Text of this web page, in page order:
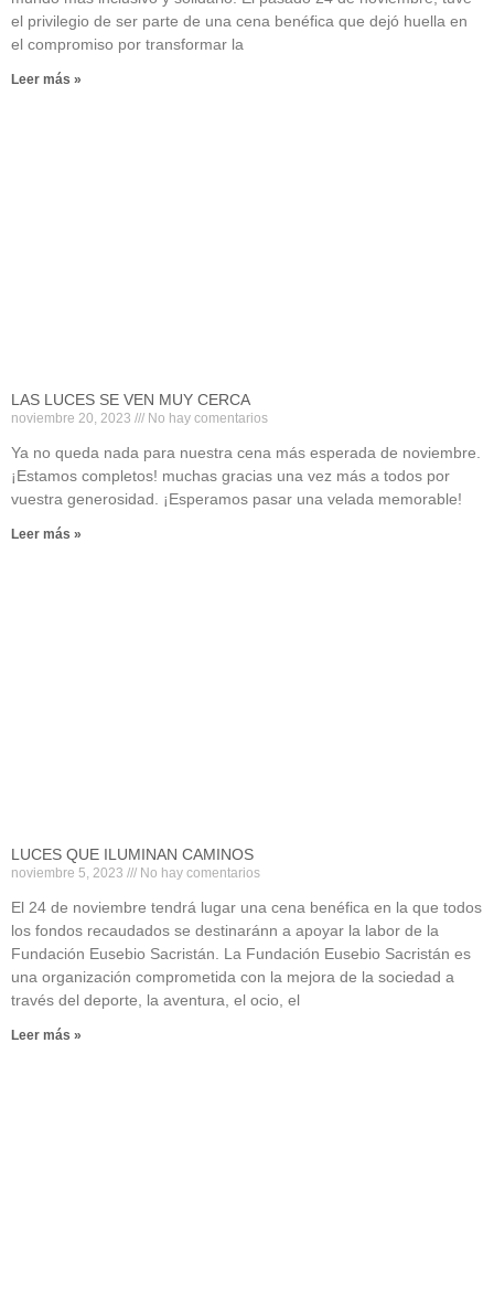
el privilegio de ser parte de una cena benéfica que dejó huella en
el compromiso por transformar la
Leer más »
LAS LUCES SE VEN MUY CERCA
noviembre 20, 2023 No hay comentarios
Ya no queda nada para nuestra cena más esperada de noviembre.
¡Estamos completos! muchas gracias una vez más a todos por
vuestra generosidad. ¡Esperamos pasar una velada memorable!
Leer más »
LUCES QUE ILUMINAN CAMINOS
noviembre 5, 2023 No hay comentarios
El 24 de noviembre tendrá lugar una cena benéfica en la que todos
los fondos recaudados se destinaránn a apoyar la labor de la
Fundación Eusebio Sacristán. La Fundación Eusebio Sacristán es
una organización comprometida con la mejora de la sociedad a
través del deporte, la aventura, el ocio, el
Leer más »